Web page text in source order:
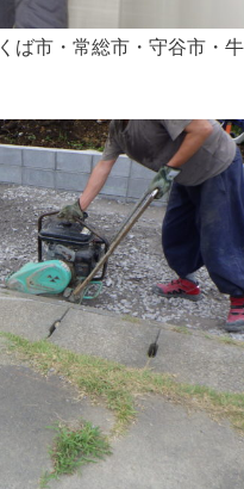
ば市・常総市・守谷市・